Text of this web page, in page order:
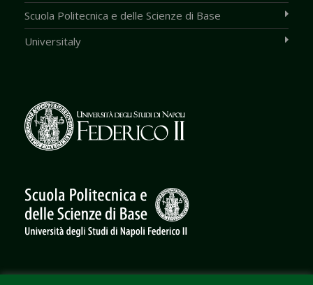
Scuola Politecnica e delle Scienze di Base
Universitaly